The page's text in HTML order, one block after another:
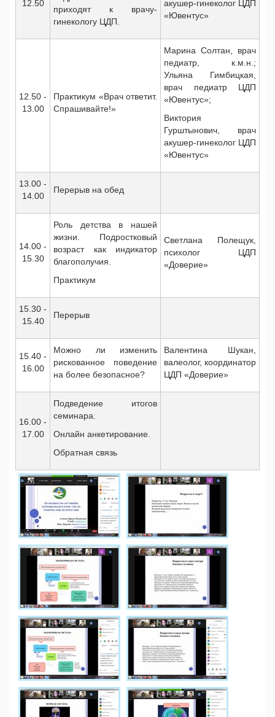
12.50
приходят к врачу-
гинекологу ЦДП.
акушер-гинеколог ЦДП
«Ювентус»
12.50 -
13.00
Практикум «Врач ответит.
Спрашивайте!»
Марина Солтан, врач
педиатр, к.м.н.;
Ульяна Гимбицкая,
врач педиатр ЦДП
«Ювентус»;
Виктория
Гурштынович, врач
акушер-гинеколог ЦДП
«Ювентус»
13.00 -
14.00
Перерыв на обед
14.00 -
15.30
Роль детства в нашей
жизни. Подростковый
возраст как индикатор
благополучия.
Практикум
Светлана Полещук,
психолог ЦДП
«Доверие»
15.30 -
15.40
Перерыв
15.40 -
16.00
Можно ли изменить
рискованное поведение
на более безопасное?
Валентина Шукан,
валеолог, координатор
ЦДП «Доверие»
16.00 -
17.00
Подведение итогов
семинара.
Онлайн анкетирование.
Обратная связь